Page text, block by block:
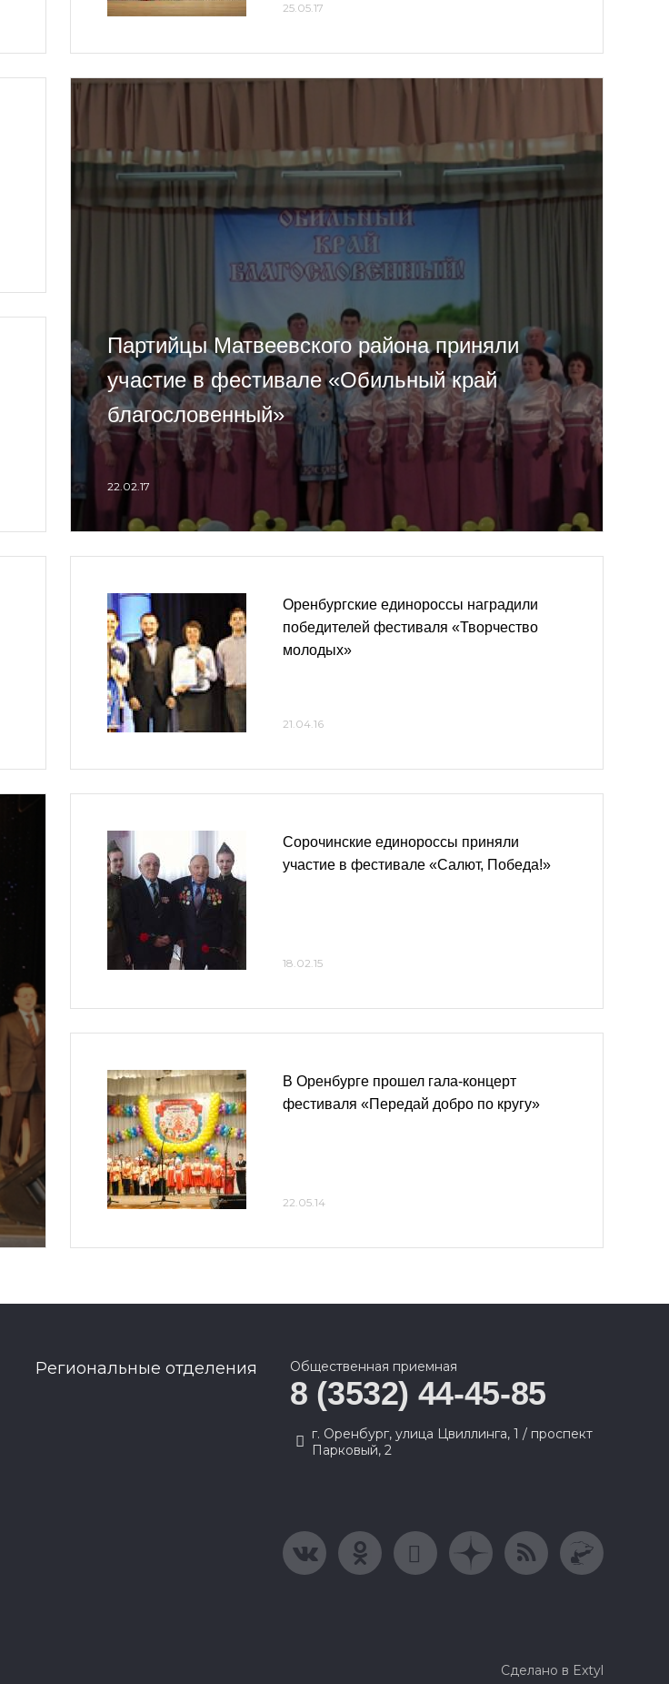
25.05.17
Партийцы Матвеевского района приняли
участие в фестивале «Обильный край
благословенный»
22.02.17
Оренбургские единороссы наградили
победителей фестиваля «Творчество
молодых»
21.04.16
Сорочинские единороссы приняли
участие в фестивале «Салют, Победа!»
18.02.15
В Оренбурге прошел гала-концерт
фестиваля «Передай добро по кругу»
22.05.14
Региональные отделения Общественная приемная
8 (3532) 44-45-85
г. Оренбург, улица Цвиллинга, 1 / проспект
Парковый, 2
Сделано в Extyl